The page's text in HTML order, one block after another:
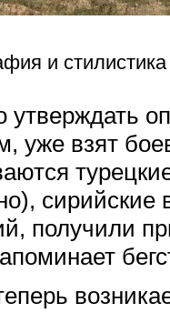
и
утверждать
уже взят
сирийские
получили